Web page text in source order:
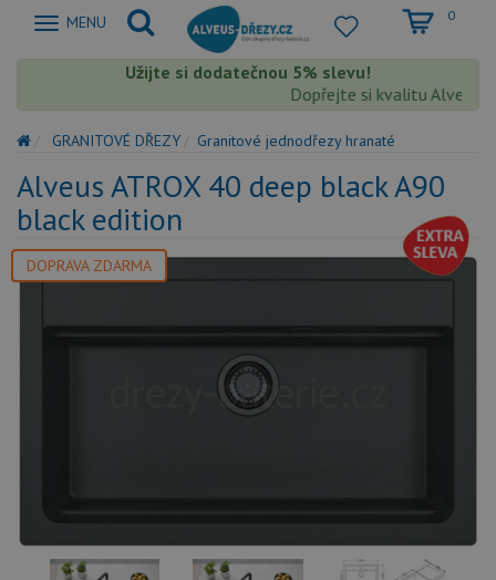
Zobrazit
MENU 0
Užijte si dodatečnou 5% slevu!
Dopřejte si kvalitu Alveus s
GRANITOVÉ DŘEZY Granitové jednodřezy hranaté
Alveus ATROX 40 deep black A90
black edition
DOPRAVA ZDARMA